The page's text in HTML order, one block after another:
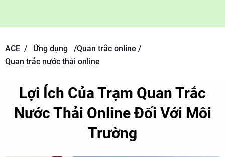
ACE / Ứng dụng /Quan trắc online /
Quan trắc nước thải online
Lợi Ích Của Trạm Quan Trắc
Nước Thải Online Đối Với Môi
Trường